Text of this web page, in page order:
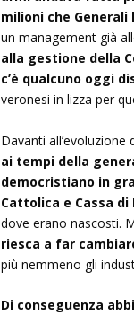
milioni che
un management già
alla gestione della
c’è qualcuno oggi
veronesi in lizza per
Davanti
ai tempi della
democristiano in
Cattolica e Cassa di
dove erano nascosti.
riesca a far
più nemmeno gli
Di conseguenza